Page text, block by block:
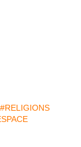
#RELIGIONS